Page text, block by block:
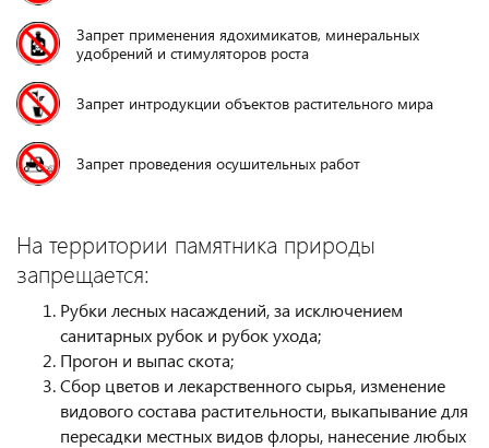
Запрет применения ядохимикатов, минеральных
удобрений и стимуляторов роста
Запрет интродукции объектов растительного мира
Запрет проведения осушительных работ
На территории памятника природы
запрещается:
Рубки лесных насаждений, за исключением
санитарных рубок и рубок ухода;
Прогон и выпас скота;
Сбор цветов и лекарственного сырья, изменение
видового состава растительности, выкапывание для
пересадки местных видов флоры, нанесение любых